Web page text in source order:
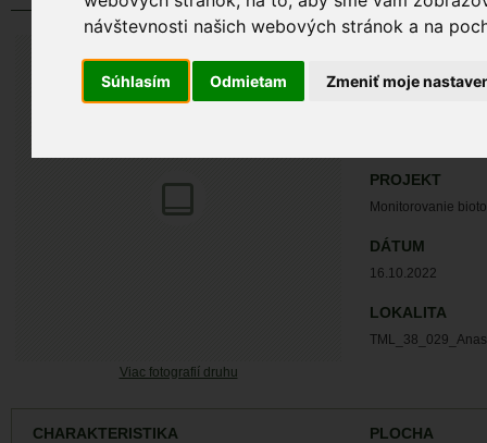
návštevnosti našich webových stránok a na
Súhlasím Odmietam Zmeniť moje
Viac fotografií druhu
PROJEKT
Monitorovanie
DÁTUM
16.10.2022
LOKALITA
CHARAKTERISTIKA PLOCHA